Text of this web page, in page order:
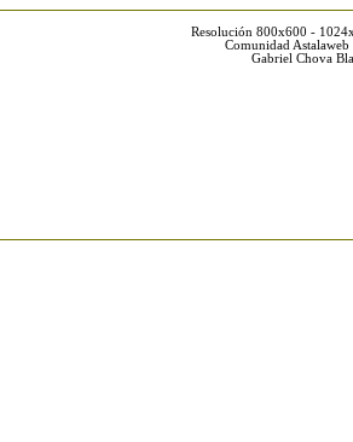
Resolución 800x600 -
Comunidad
Gabriel Chova